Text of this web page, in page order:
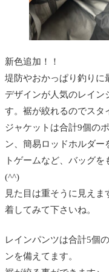
新色追加！！
堤防やおかっぱり釣りに
デザインが人気のレイン
す。裾が絞れるのでスタ
ジャケットは合計9個の
ン、簡易ロッドホルダー
トゲームなど、バッグ
(^^)
見た目は重そうに見え
着してみて下さいね。
レインパンツは合計5個
ンを備えてます。